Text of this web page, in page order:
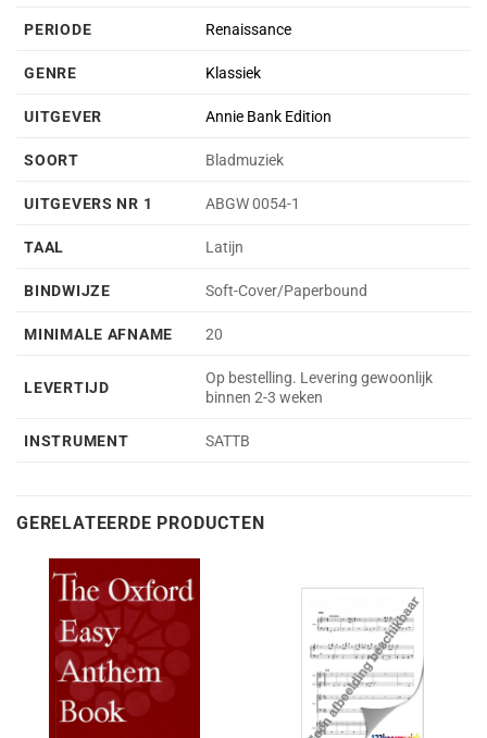
PERIODE Renaissance
GENRE Klassiek
UITGEVER Annie Bank Edition
SOORT Bladmuziek
UITGEVERS NR 1 ABGW 0054-1
TAAL Latijn
BINDWIJZE Soft-Cover/Paperbound
MINIMALE AFNAME 20
LEVERTIJD
Op bestelling. Levering gewoonlijk
binnen 2-3 weken
INSTRUMENT SATTB
GERELATEERDE PRODUCTEN